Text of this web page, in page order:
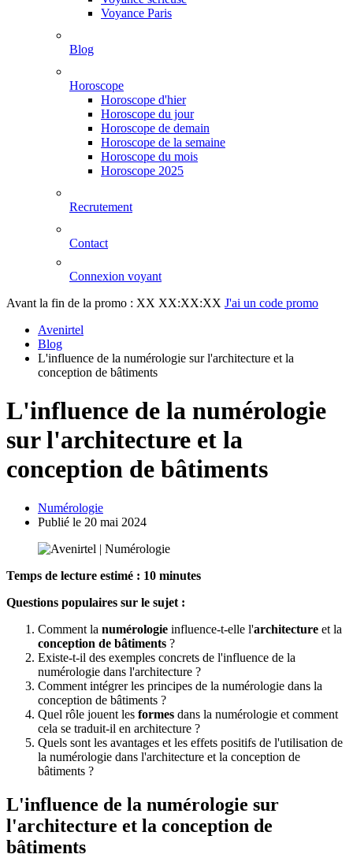
Voyance Paris
Blog
Horoscope
Horoscope d'hier
Horoscope du jour
Horoscope de demain
Horoscope de la semaine
Horoscope du mois
Horoscope 2025
Recrutement
Contact
Connexion voyant
Avant la fin de la promo : XX XX:XX:XX J'ai un code promo
Avenirtel
Blog
L'influence de la numérologie sur l'architecture et la
conception de bâtiments
L'influence de la numérologie
sur l'architecture et la
conception de bâtiments
Numérologie
Publié le 20 mai 2024
Temps de lecture estimé : 10 minutes
Questions populaires sur le sujet :
Comment la numérologie influence-t-elle l'architecture et la
conception de bâtiments ?
Existe-t-il des exemples concrets de l'influence de la
numérologie dans l'architecture ?
Comment intégrer les principes de la numérologie dans la
conception de bâtiments ?
Quel rôle jouent les formes dans la numérologie et comment
cela se traduit-il en architecture ?
Quels sont les avantages et les effets positifs de l'utilisation de
la numérologie dans l'architecture et la conception de
bâtiments ?
L'influence de la numérologie sur
l'architecture et la conception de
bâtiments